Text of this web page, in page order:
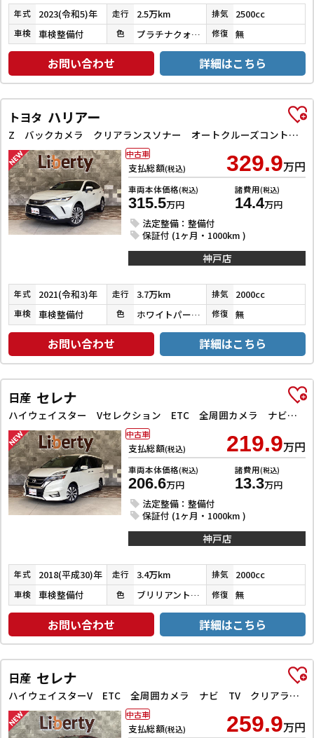
年式 2023(令和5)年 走行 2.5万km 排気 2500cc
車検 車検整備付 色 プラチナクォーツメタリック 修復 無
お問い合わせ 詳細はこちら
トヨタ ハリアー
Z バックカメラ クリアランスソナー オートクルーズコントロール レーンアシスト パワーシート 衝突被害軽減システム ナビ TV オートマチックハイビーム オートライト LEDヘッドランプ 電動リアゲート
支払総額(税込) 329.9万円
車両本体価格(税込)
315.5万円
諸費用(税込)
14.4万円
法定整備：整備付
保証付 (1ヶ月・1000km )
中古車
神戸店
年式 2021(令和3)年 走行 3.7万km 排気 2000cc
車検 車検整備付 色 ホワイトパールクリスタルシャイン 修復 無
お問い合わせ 詳細はこちら
日産 セレナ
ハイウェイスター Vセレクション ETC 全周囲カメラ ナビ TV クリアランスソナー オートクルーズコントロール パークアシスト 衝突被害軽減システム 両側電動スライドドア オートライト LEDヘッドランプ
支払総額(税込) 219.9万円
車両本体価格(税込)
206.6万円
諸費用(税込)
13.3万円
法定整備：整備付
保証付 (1ヶ月・1000km )
中古車
神戸店
年式 2018(平成30)年 走行 3.4万km 排気 2000cc
車検 車検整備付 色 ブリリアントホワイトパール３コートパール 修復 無
お問い合わせ 詳細はこちら
日産 セレナ
ハイウェイスターV ETC 全周囲カメラ ナビ TV クリアランスソナー オートクルーズコントロール 衝突被害軽減システム 両側電動スライドドア オートライト LEDヘッドランプ スマートキー
支払総額(税込) 259.9万円
中古車